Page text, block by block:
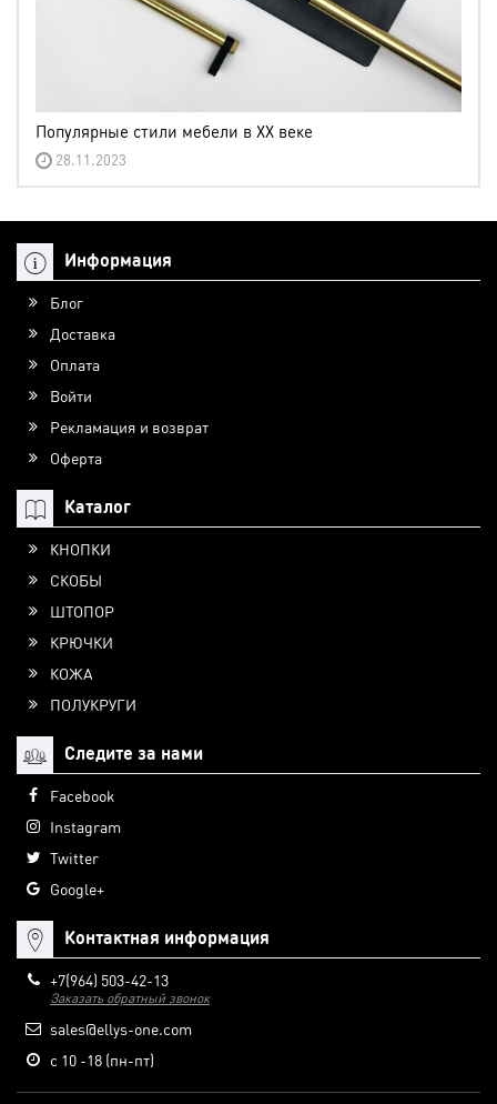
Популярные стили мебели в XX веке
28.11.2023
Информация
Блог
Доставка
Оплата
Войти
Рекламация и возврат
Оферта
Каталог
КНОПКИ
СКОБЫ
ШТОПОР
КРЮЧКИ
КОЖА
ПОЛУКРУГИ
Следите за нами
Facebook
Instagram
Twitter
Google+
Контактная информация
+7(964) 503-42-13
Заказать обратный звонок
sales@ellys-one.com
с 10 -18 (пн-пт)